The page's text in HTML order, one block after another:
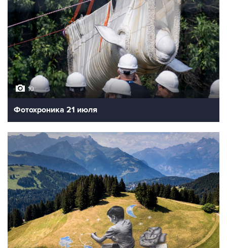
10
Фотохроника 21 июля